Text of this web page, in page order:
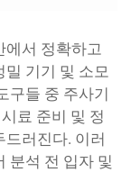
에서 정확하고
기기 및 소모
구들 중 주사기
료 준비 및 정
러진다. 이러
분석 전 입자 및